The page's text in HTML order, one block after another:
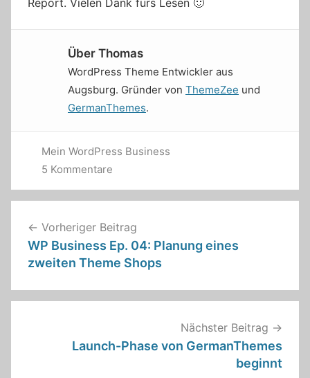
Über Thomas
WordPress Theme Entwickler aus
Augsburg. Gründer von ThemeZee und
GermanThemes.
Mein WordPress Business
5 Kommentare
Vorheriger Beitrag
WP Business Ep. 04: Planung eines
zweiten Theme Shops
Nächster Beitrag
Launch-Phase von GermanThemes
beginnt